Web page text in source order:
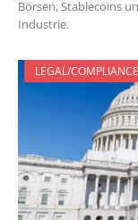
Börsen, Stablecoins
Industrie.
LEGAL/COMPLIANCE